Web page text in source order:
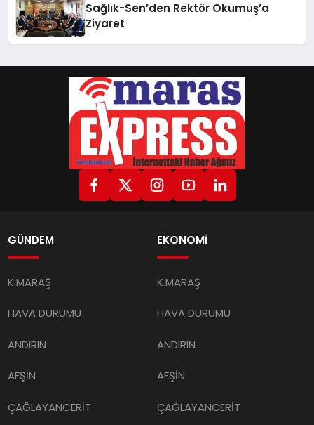
Sağlık-Sen’den Rektör Okumuş’a
Ziyaret
GÜNDEM
K.MARAŞ
HAVA DURUMU
ANDIRIN
AFŞİN
ÇAĞLAYANCERİT
EKONOMİ
K.MARAŞ
HAVA DURUMU
ANDIRIN
AFŞİN
ÇAĞLAYANCERİT